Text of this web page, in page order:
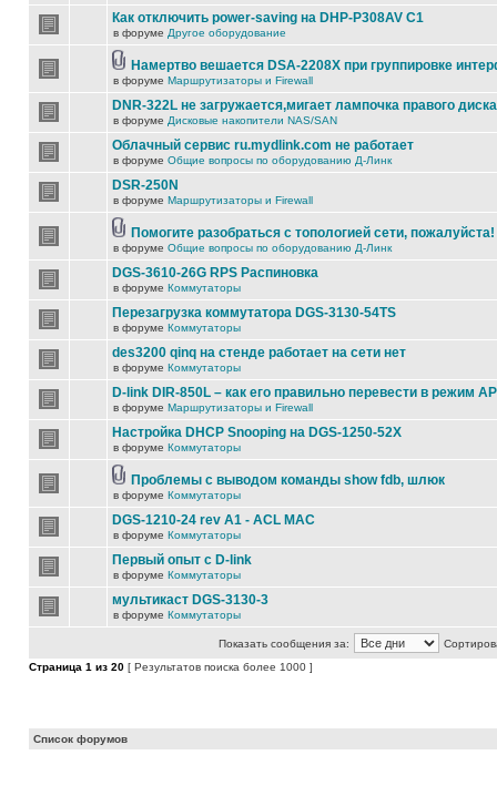
Как отключить power-saving на DHP-P308AV C1
в форуме Другое оборудование
Намертво вешается DSA-2208X при группировке
в форуме Маршрутизаторы и Firewall
DNR-322L не загружается,мигает лампочка правого диска
в форуме Дисковые накопители NAS/SAN
Облачный сервис ru.mydlink.com не работает
в форуме Общие вопросы по оборудованию Д-Линк
DSR-250N
в форуме Маршрутизаторы и Firewall
Помогите разобраться с топологией сети, пожалуйста!
в форуме Общие вопросы по оборудованию Д-Линк
DGS-3610-26G RPS Распиновка
в форуме Коммутаторы
Перезагрузка коммутатора DGS-3130-54TS
в форуме Коммутаторы
des3200 qinq на стенде работает на сети нет
в форуме Коммутаторы
D-link DIR-850L – как его правильно перевести в режим
в форуме Маршрутизаторы и Firewall
Настройка DHCP Snooping на DGS-1250-52X
в форуме Коммутаторы
Проблемы с выводом команды show fdb, шлюк
в форуме Коммутаторы
DGS-1210-24 rev A1 - ACL MAC
в форуме Коммутаторы
Первый опыт с D-link
в форуме Коммутаторы
мультикаст DGS-3130-3
в форуме Коммутаторы
Показать сообщения за:
Страница 1 из 20 [ Результатов поиска более 1000 ]
Список форумов